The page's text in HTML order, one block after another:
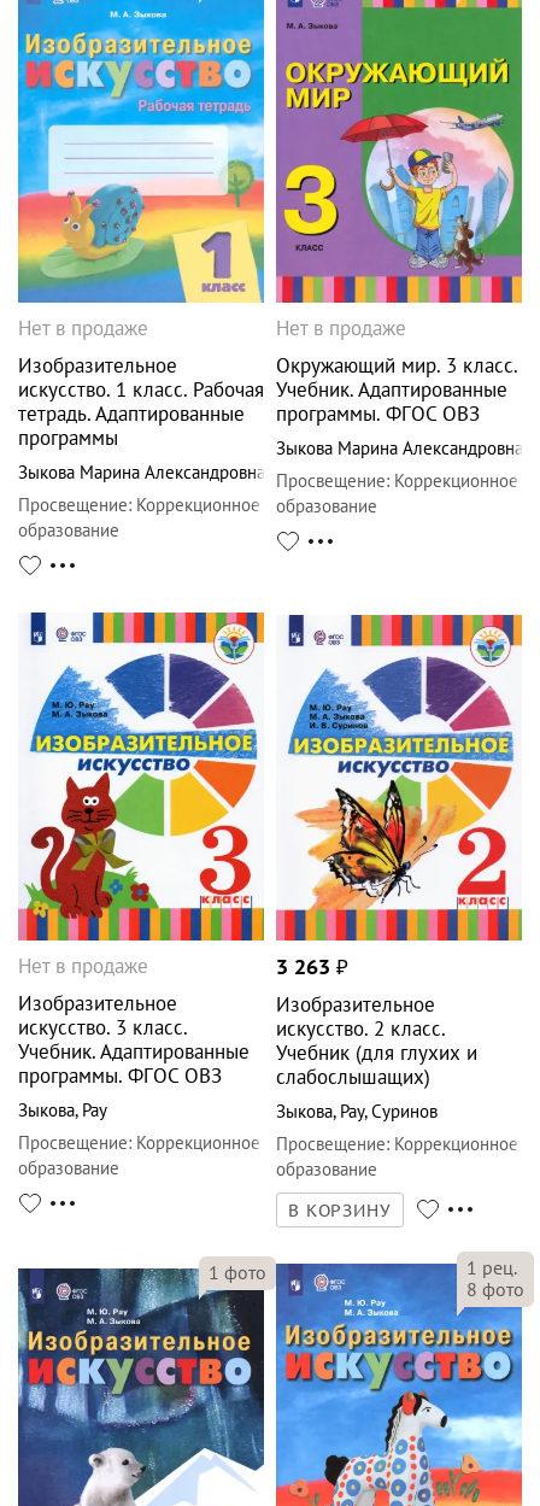
Нет в продаже
Изобразительное
искусство. 1 класс. Рабочая
тетрадь. Адаптированные
программы
Зыкова Марина Александровна
Просвещение: Коррекционное
образование
Нет в продаже
Окружающий мир. 3 класс.
Учебник. Адаптированные
программы. ФГОС ОВЗ
Зыкова Марина Александровна
Просвещение: Коррекционное
образование
Нет в продаже
Изобразительное
искусство. 3 класс.
Учебник. Адаптированные
программы. ФГОС ОВЗ
Зыкова, Рау
Просвещение: Коррекционное
образование
3 263 ₽
Изобразительное
искусство. 2 класс.
Учебник (для глухих и
слабослышащих)
Зыкова, Рау,Суринов
Просвещение: Коррекционное
образование
В КОРЗИНУ
1 фото 1 рец.
8 фото